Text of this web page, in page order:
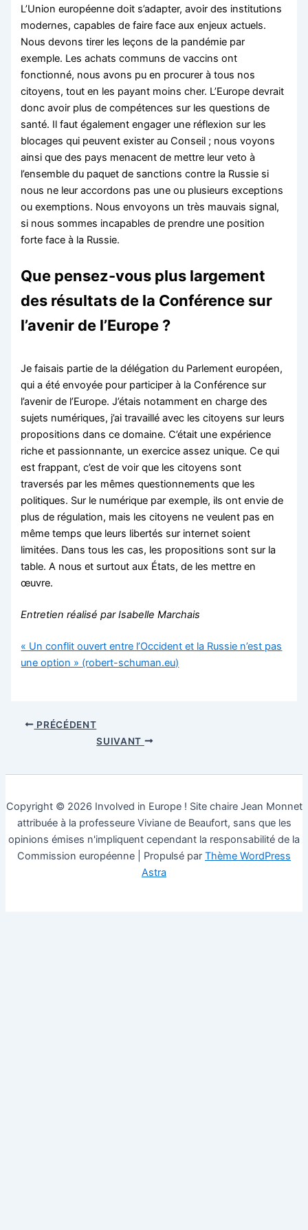
L’Union européenne doit s’adapter, avoir des institutions
modernes, capables de faire face aux enjeux actuels.
Nous devons tirer les leçons de la pandémie par
exemple. Les achats communs de vaccins ont
fonctionné, nous avons pu en procurer à tous nos
citoyens, tout en les payant moins cher. L’Europe devrait
donc avoir plus de compétences sur les questions de
santé. Il faut également engager une réflexion sur les
blocages qui peuvent exister au Conseil ; nous voyons
ainsi que des pays menacent de mettre leur veto à
l’ensemble du paquet de sanctions contre la Russie si
nous ne leur accordons pas une ou plusieurs exceptions
ou exemptions. Nous envoyons un très mauvais signal,
si nous sommes incapables de prendre une position
forte face à la Russie.
Que pensez-vous plus largement
des résultats de la Conférence sur
l’avenir de l’Europe ?
Je faisais partie de la délégation du Parlement européen,
qui a été envoyée pour participer à la Conférence sur
l’avenir de l’Europe. J’étais notamment en charge des
sujets numériques, j’ai travaillé avec les citoyens sur leurs
propositions dans ce domaine. C’était une expérience
riche et passionnante, un exercice assez unique. Ce qui
est frappant, c’est de voir que les citoyens sont
traversés par les mêmes questionnements que les
politiques. Sur le numérique par exemple, ils ont envie de
plus de régulation, mais les citoyens ne veulent pas en
même temps que leurs libertés sur internet soient
limitées. Dans tous les cas, les propositions sont sur la
table. A nous et surtout aux États, de les mettre en
œuvre.
Entretien réalisé par Isabelle Marchais
« Un conflit ouvert entre l’Occident et la Russie n’est pas
une option » (robert-schuman.eu)
PRÉCÉDENT
SUIVANT
Copyright © 2026 Involved in Europe ! Site chaire Jean Monnet
attribuée à la professeure Viviane de Beaufort, sans que les
opinions émises n'impliquent cependant la responsabilité de la
Commission européenne | Propulsé par Thème WordPress
Astra